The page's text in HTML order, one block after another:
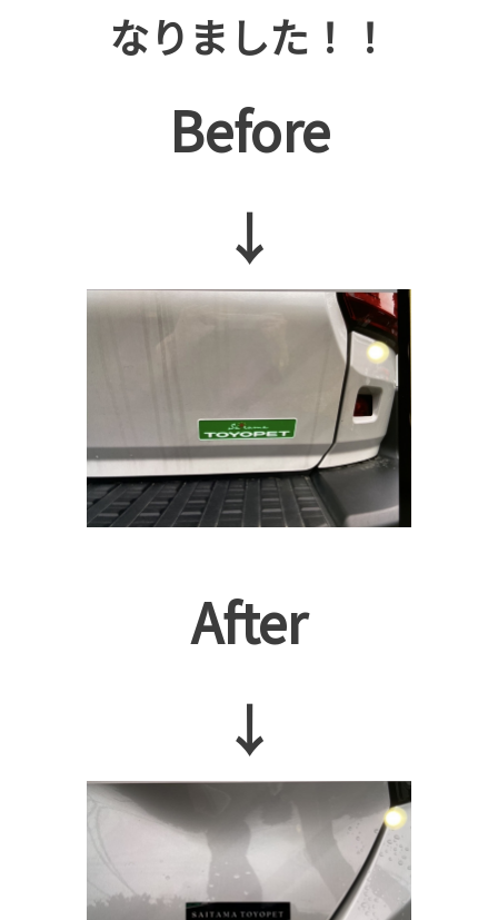
なりました！！
Before
↓
After
↓